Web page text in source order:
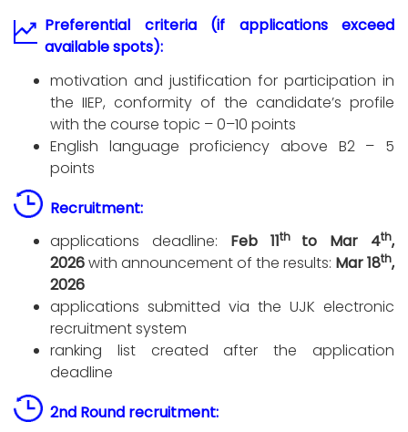
Preferential criteria (if applications exceed
available spots):
motivation and justification for participation in
the IIEP, conformity of the candidate’s profile
with the course topic – 0–10 points
English language proficiency above B2 – 5
points
Recruitment:
applications deadline: Feb 11th to Mar 4th,
2026with announcement of the results: Mar 18th,
2026
applications submitted via the UJK electronic
recruitment system
ranking list created after the application
deadline
2nd Round recruitment: